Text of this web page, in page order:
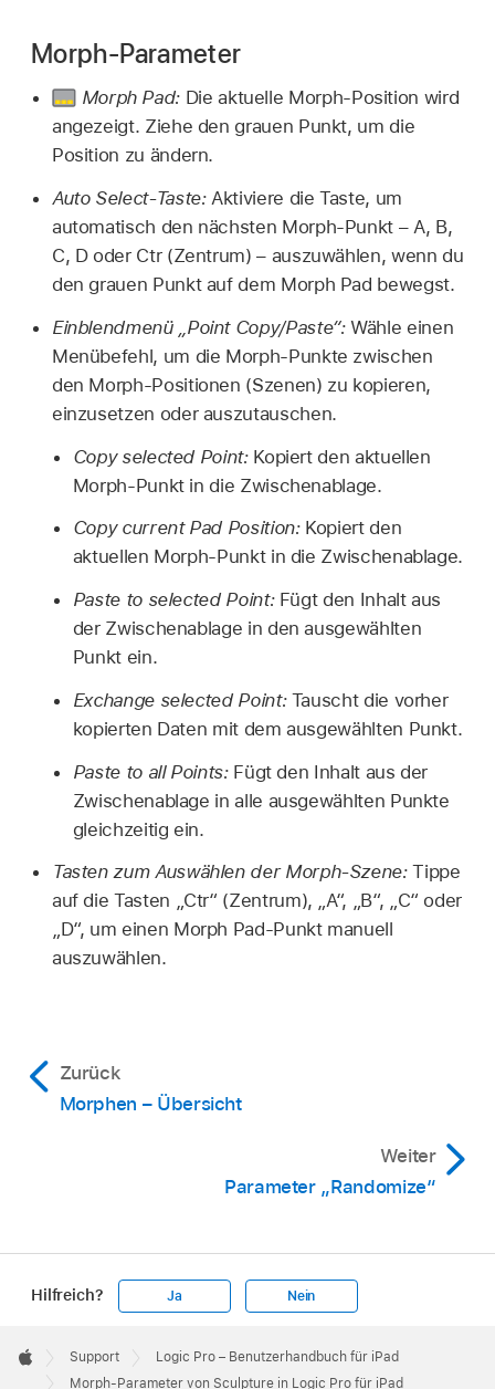
Morph-Parameter
Morph Pad: Die aktuelle Morph-Position wird
angezeigt. Ziehe den grauen Punkt, um die
Position zu ändern.
Auto Select-Taste:Aktiviere die Taste, um
automatisch den nächsten Morph-Punkt – A, B,
C, D oder Ctr (Zentrum) – auszuwählen, wenn du
den grauen Punkt auf dem Morph Pad bewegst.
Einblendmenü „Point Copy/Paste“:Wähle einen
Menübefehl, um die Morph-Punkte zwischen
den Morph-Positionen (Szenen) zu kopieren,
einzusetzen oder auszutauschen.
Copy selected Point:Kopiert den aktuellen
Morph-Punkt in die Zwischenablage.
Copy current Pad Position:Kopiert den
aktuellen Morph-Punkt in die Zwischenablage.
Paste to selected Point:Fügt den Inhalt aus
der Zwischenablage in den ausgewählten
Punkt ein.
Exchange selected Point:Tauscht die vorher
kopierten Daten mit dem ausgewählten Punkt.
Paste to all Points:Fügt den Inhalt aus der
Zwischenablage in alle ausgewählten Punkte
gleichzeitig ein.
Tasten zum Auswählen der Morph-Szene:Tippe
auf die Tasten „Ctr“ (Zentrum), „A“, „B“, „C“ oder
„D“, um einen Morph Pad-Punkt manuell
auszuwählen.
Zurück
Morphen – Übersicht
Weiter
Parameter „Randomize“
Hilfreich? Ja Nein
Footer

Apple
Support
Logic Pro – Benutzerhandbuch für iPad
Morph-Parameter von Sculpture in Logic Pro für iPad